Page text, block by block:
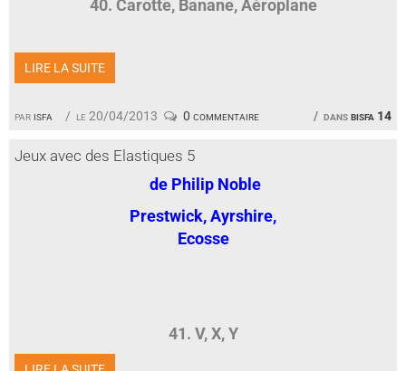
par isfa le 20/04/2013 dansbisfa 14
0 commentaire
40. Carotte, Banane, Aéroplane
LIRE LA SUITE
Jeux avec des Elastiques 5
de Philip Noble
Prestwick, Ayrshire,
Ecosse
41. V, X, Y